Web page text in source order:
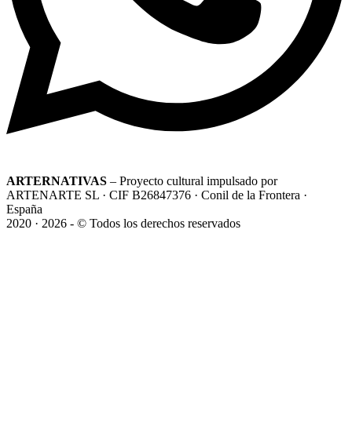
ARTERNATIVAS – Proyecto cultural impulsado por
ARTENARTE SL · CIF B26847376 · Conil de la Frontera ·
España
2020 · 2026 - © Todos los derechos reservados